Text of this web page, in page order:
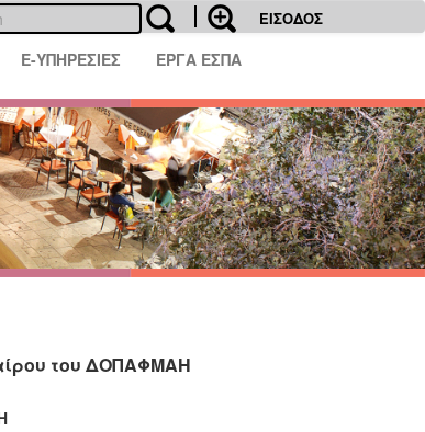
ΕΙΣΟΔΟΣ
E-ΥΠΗΡΕΣΙΕΣ ΕΡΓΑ ΕΣΠΑ
του ΔΟΠΑΦΜΑΗ